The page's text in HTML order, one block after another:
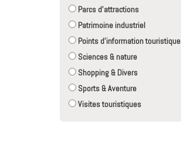
Parcs d'attractions
Patrimoine industriel
Points d'information touristique
Sciences & nature
Shopping & Divers
Sports & Aventure
Visites touristiques